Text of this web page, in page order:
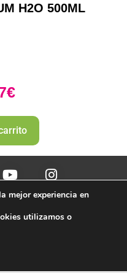
H2O 500ML
€
envio y devoluciones.
mejor experiencia en
utilizamos o